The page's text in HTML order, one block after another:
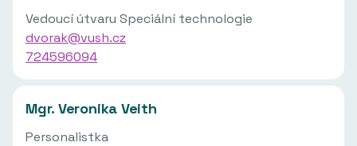
Vedoucí útvaru Speciální technologie
dvorak@vush.cz
724596094
Mgr. Veronika Veith
Personalistka